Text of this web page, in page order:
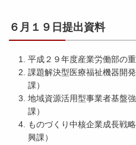
６月１９日提出資料
平成２９年度産業労働部の
課題解決型医療福祉機器開
課）
地域資源活用型事業者基盤
課）
ものづくり中核企業成長戦
興課）